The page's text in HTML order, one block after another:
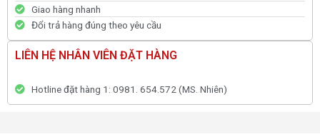
Giao hàng nhanh
Đổi trả hàng đúng theo yêu cầu
LIÊN HỆ NHÂN VIÊN ĐẶT HÀNG
Hotline đặt hàng 1: 0981. 654.572 (MS. Nhiên)